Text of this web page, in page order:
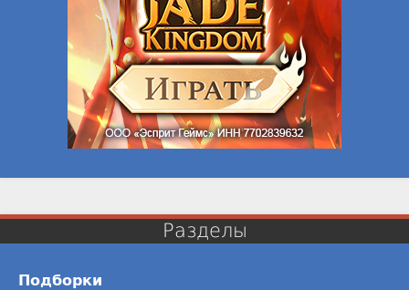
Разделы
Подборки